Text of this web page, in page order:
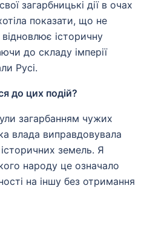
загарбницькі дії в очах
показати, що не
історичну
до складу імперії
Русі.
до цих подій?
загарбанням чужих
влада виправдовувала
земель. Я
народу це означало
на іншу без отримання